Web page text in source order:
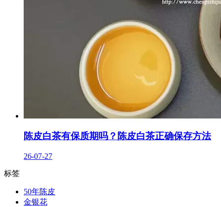
陈皮白茶有保质期吗？陈皮白茶正确保存方法
26-07-27
标签
50年陈皮
金银花